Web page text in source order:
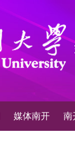
媒体南开 南